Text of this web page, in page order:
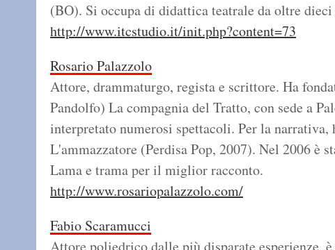
(BO). Si occupa di didattica teatrale da oltre
http://www.itcstudio.it/init.php?content=73
Rosario Palazzolo
Attore, drammaturgo, regista e scrittore. Ha
Pandolfo) La compagnia del Tratto, con sede a
interpretato numerosi spettacoli. Per la
L'ammazzatore (Perdisa Pop, 2007). Nel 2006
Lama e trama per il miglior racconto.
http://www.rosariopalazzolo.com/
Fabio Scaramucci